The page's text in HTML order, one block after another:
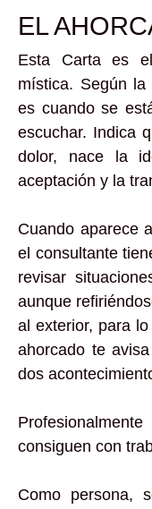
EL
Esta Carta es
mística. Según la
es cuando se
escuchar. Indica
dolor, nace la
aceptación y la
Cuando aparece
el consultante
revisar
aunque
al exterior, para
ahorcado te
dos
consiguen con
Como persona,